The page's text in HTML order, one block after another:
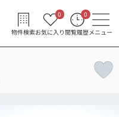
物件検索お気に入り
0
閲覧履歴
0
メニュー